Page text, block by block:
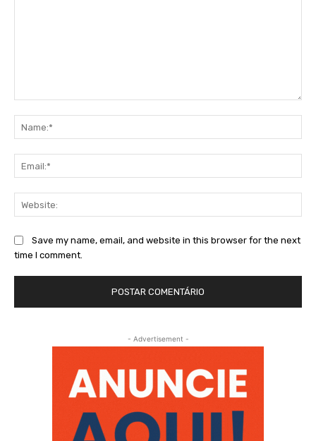
Save my name, email, and website in this browser for the next
time I comment.
- Advertisement -